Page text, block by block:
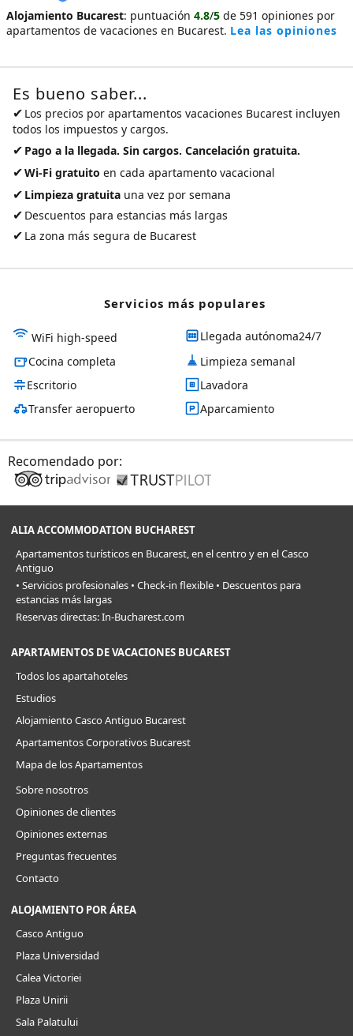
Alojamiento Bucarest: puntuación 4.8/5 de 591 opiniones por
apartamentos de vacaciones en Bucarest. Lea las opiniones
Es bueno saber...
✔ Los precios por apartamentos vacaciones Bucarest incluyen
todos los impuestos y cargos.
✔ Pago a la llegada. Sin cargos. Cancelación gratuita.
✔Wi-Fi gratuito en cada apartamento vacacional
✔ Limpieza gratuita una vez por semana
✔ Descuentos para estancias más largas
✔ La zona más segura de Bucarest
Servicios más populares
WiFi high-speed
Llegada autónoma24/7
Cocina completa
Limpieza semanal
Escritorio
Lavadora
Transfer aeropuerto
Aparcamiento
Recomendado por:
ALIA ACCOMMODATION BUCHAREST
Apartamentos turísticos en Bucarest, en el centro y en el Casco
Antiguo
• Servicios profesionales • Check-in flexible • Descuentos para
estancias más largas
Reservas directas: In-Bucharest.com
APARTAMENTOS DE VACACIONES BUCAREST
Todos los apartahoteles
Estudios
Alojamiento Casco Antiguo Bucarest
Apartamentos Corporativos Bucarest
Mapa de los Apartamentos
Sobre nosotros
Opiniones de clientes
Opiniones externas
Preguntas frecuentes
Contacto
ALOJAMIENTO POR ÁREA
Casco Antiguo
Plaza Universidad
Calea Victoriei
Plaza Unirii
Sala Palatului